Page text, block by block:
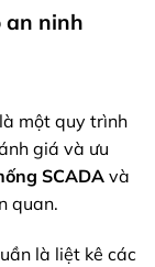
an ninh
là một quy trình
giá và ưu
SCADAvà
quan.
là liệt kê các